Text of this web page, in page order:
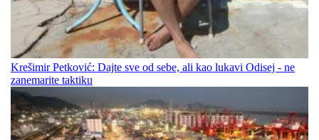
Krešimir Petković: Dajte sve od sebe, ali kao lukavi Odisej - ne
zanemarite taktiku